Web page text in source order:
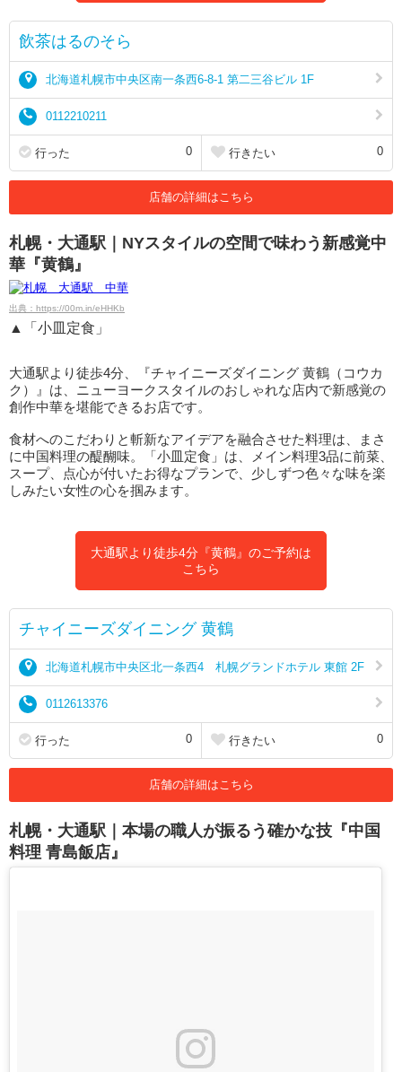
飲茶はるのそら
北海道札幌市中央区南一条西6-8-1 第二三谷ビル 1F
0112210211
行った 0 行きたい 0
店舗の詳細はこちら
札幌・大通駅｜NYスタイルの空間で味わう新感覚中
華『黄鶴』
出典：https://00m.in/eHHKb
▲「小皿定食」
大通駅より徒歩4分、『チャイニーズダイニング 黄鶴（コウカ
ク）』は、ニューヨークスタイルのおしゃれな店内で新感覚の
創作中華を堪能できるお店です。
食材へのこだわりと斬新なアイデアを融合させた料理は、まさ
に中国料理の醍醐味。「小皿定食」は、メイン料理3品に前菜、
スープ、点心が付いたお得なプランで、少しずつ色々な味を楽
しみたい女性の心を掴みます。
大通駅より徒歩4分『黄鶴』のご予約は
こちら
チャイニーズダイニング 黄鶴
北海道札幌市中央区北一条西4 札幌グランドホテル 東館 2F
0112613376
行った 0 行きたい 0
店舗の詳細はこちら
札幌・大通駅｜本場の職人が振るう確かな技『中国
料理 青島飯店』